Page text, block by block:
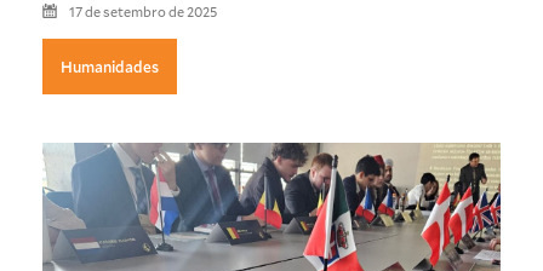
17 de setembro de 2025
Humanidades